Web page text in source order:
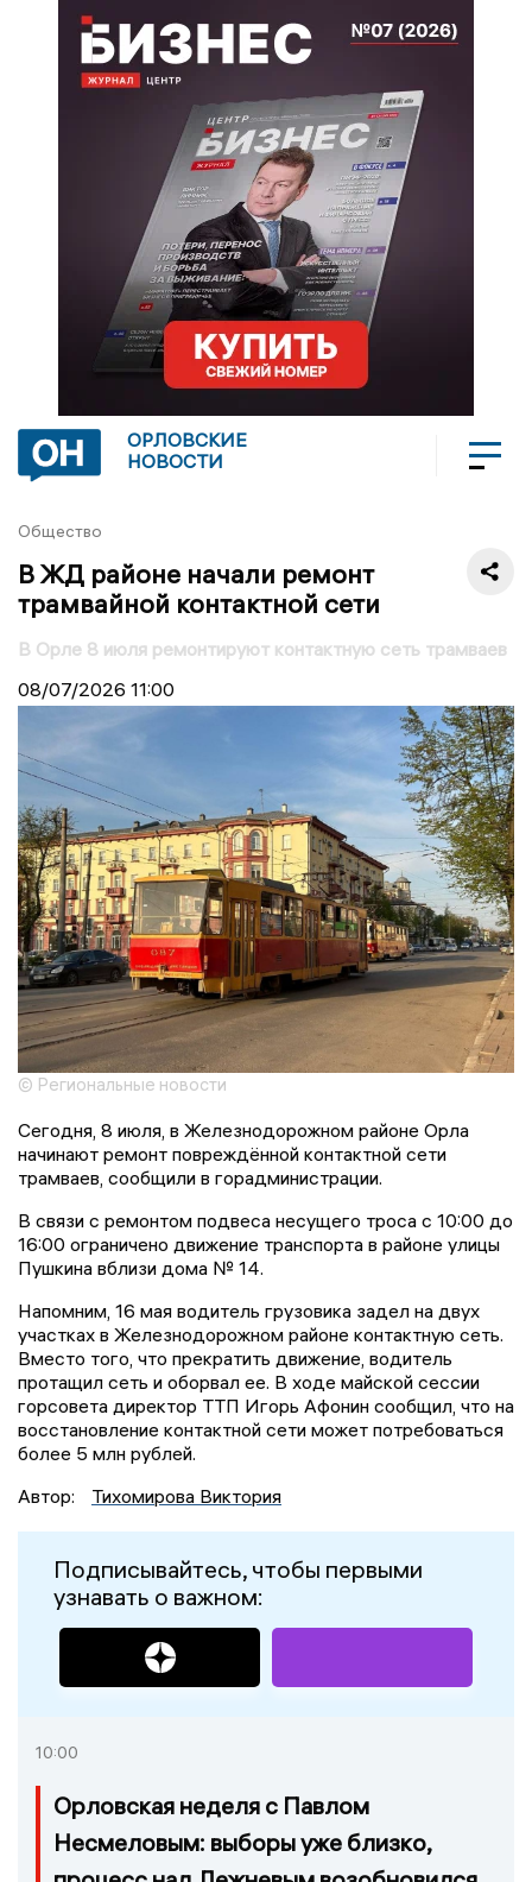
ОРЛОВСКИЕ
НОВОСТИ
Общество
В ЖД районе начали ремонт
трамвайной контактной сети
В Орле 8 июля ремонтируют контактную сеть трамваев
08/07/2026 11:00
© Региональные новости
Сегодня, 8 июля, в Железнодорожном районе Орла
начинают ремонт повреждённой контактной сети
трамваев, сообщили в горадминистрации.
В связи с ремонтом подвеса несущего троса с 10:00 до
16:00 ограничено движение транспорта в районе улицы
Пушкина вблизи дома № 14.
Напомним, 16 мая водитель грузовика задел на двух
участках в Железнодорожном районе контактную сеть.
Вместо того, что прекратить движение, водитель
протащил сеть и оборвал ее. В ходе майской сессии
горсовета директор ТТП Игорь Афонин сообщил, что на
восстановление контактной сети может потребоваться
более 5 млн рублей.
Автор:
Тихомирова Виктория
Подписывайтесь, чтобы первыми
узнавать о важном:
10:00
Орловская неделя с Павлом
Несмеловым: выборы уже близко,